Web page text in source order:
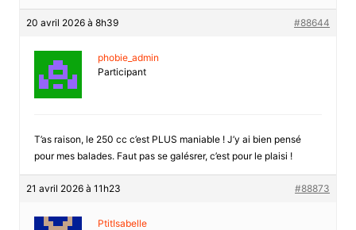
20 avril 2026 à 8h39 #88644
phobie_admin
Participant
T’as raison, le 250 cc c’est PLUS maniable ! J’y ai bien pensé
pour mes balades. Faut pas se galésrer, c’est pour le plaisi !
21 avril 2026 à 11h23 #88873
PtitIsabelle